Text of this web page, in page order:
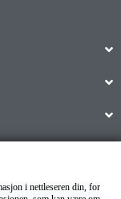
i nettleseren din, for